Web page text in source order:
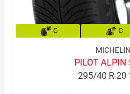
C C
MICHELIN
PILOT ALPIN
295/40 R 20